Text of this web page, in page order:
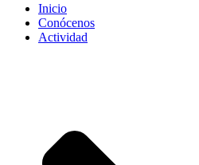
Inicio
Conócenos
Actividad